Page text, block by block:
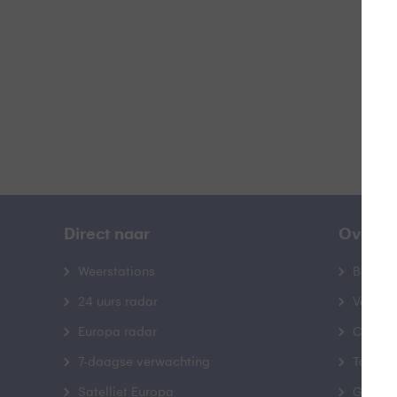
Direct naar
Weerstations
24 uurs radar
Europa radar
7-daagse verwachting
Satelliet Europa
Over
Contact